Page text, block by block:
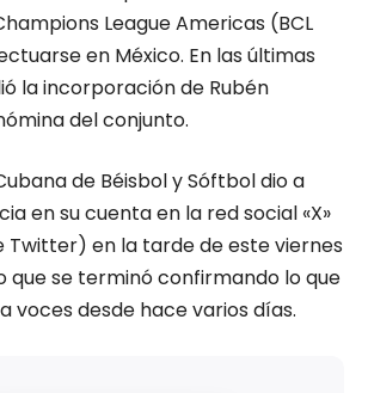
League Americas (BCL
en México. En las últimas
la incorporación de Rubén
del conjunto.
de Béisbol y Sóftbol dio a
en su cuenta en la red social «X»
en la tarde de este viernes
que se terminó confirmando lo que
voces desde hace varios días.